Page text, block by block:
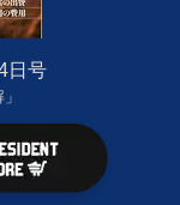
日号